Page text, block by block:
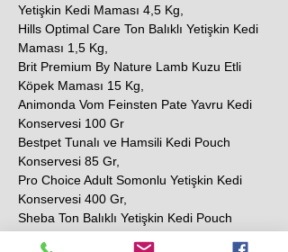
Yetişkin Kedi Maması 4,5 Kg,
Hills Optimal Care Ton Balıklı Yetişkin Kedi
Maması 1,5 Kg,
Brit Premium By Nature Lamb Kuzu Etli
Köpek Maması 15 Kg,
Animonda Vom Feinsten Pate Yavru Kedi
Konservesi 100 Gr
Bestpet Tunalı ve Hamsili Kedi Pouch
Konservesi 85 Gr,
Pro Choice Adult Somonlu Yetişkin Kedi
Konservesi 400 Gr,
Sheba Ton Balıklı Yetişkin Kedi Pouch